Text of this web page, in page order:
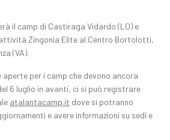
il camp di Castiraga Vidardo (LO) e
Zingonia Elite al Centro Bortolotti,
(VA).
aperte per i camp che devono ancora
6 luglio in avanti, ci si può registrare
atalantacamp.it dove si potranno
e avere informazioni su sedi e